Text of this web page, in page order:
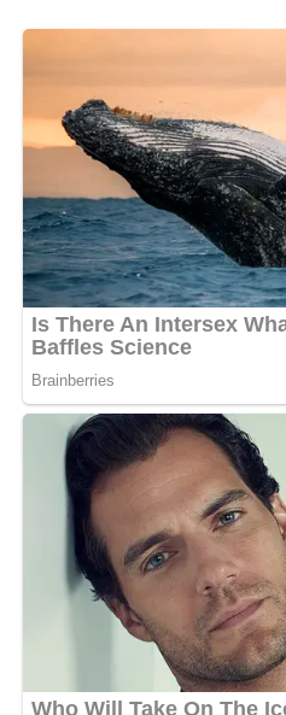
Diese Zutaten
Muskat
Pfeffer
500 g Kartoffeln
60 g Hartkäse
1 TL Butter
1 Ei
100 ml Milch
3 EL saure Sahne
40 g Bündner Fleisch
Lob, Kritik, Fragen oder
Dann hinterlasse doch bitte
Ende dieser Seite & auch
Und so wird es
Den Spinat waschen und
Stängel entfernen. Den
großen Topf geben und